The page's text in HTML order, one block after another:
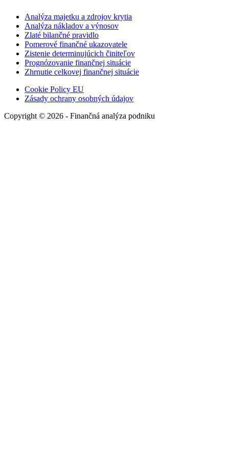
Analýza majetku a zdrojov krytia
Analýza nákladov a výnosov
Zlaté bilančné pravidlo
Pomerové finančné ukazovatele
Zistenie determinujúcich činiteľov
Prognózovanie finančnej situácie
Zhrnutie celkovej finančnej situácie
Cookie Policy EU
Zásady ochrany osobných údajov
Copyright © 2026 - Finančná analýza podniku